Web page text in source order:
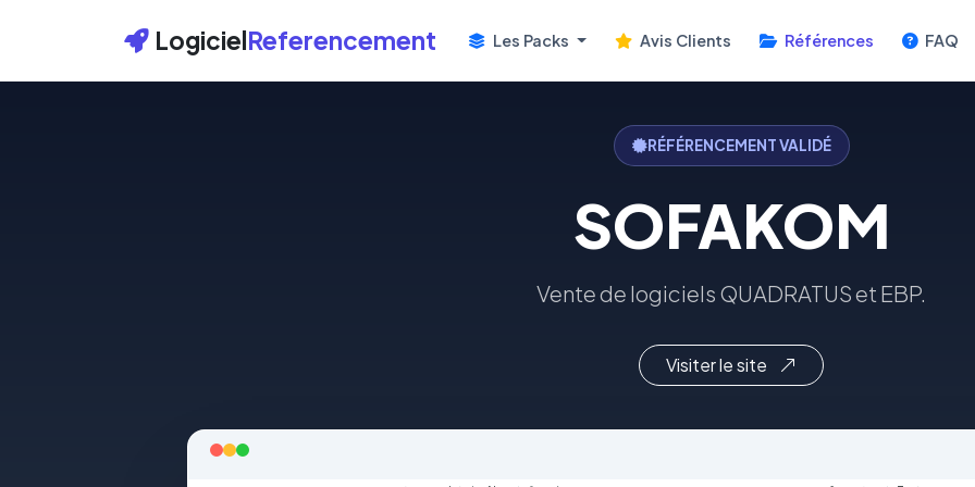
LogicielReferencement Les Packs Avis Clients Références FAQ
RÉFÉRENCEMENT VALIDÉ
SOFAKOM
Vente de logiciels QUADRATUS et EBP.
Visiter le site